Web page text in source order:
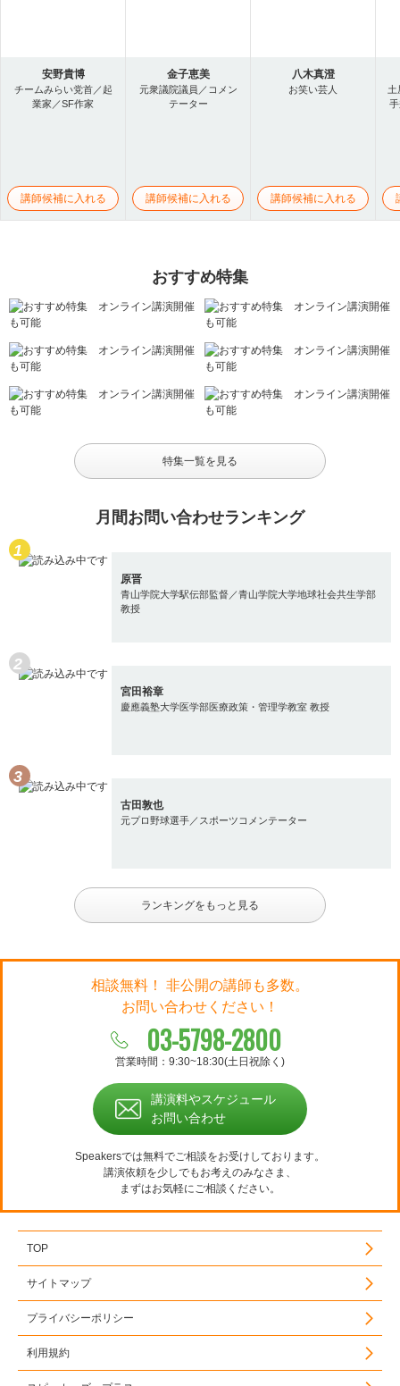
安野貴博
チームみらい党首／起
業家／SF作家
講師候補に入れる
金子恵美
元衆議院議員／コメン
テーター
講師候補に入れる
八木真澄
お笑い芸人
講師候補に入れる
土
おすすめ特集
特集一覧を見る
月間お問い合わせランキング
原晋
青山学院大学駅伝部監督／青山学院大学地球社会共生学部
教授
宮田裕章
慶應義塾大学医学部医療政策・管理学教室 教授
古田敦也
元プロ野球選手／スポーツコメンテーター
ランキングをもっと見る
相談無料！ 非公開の講師も多数。
お問い合わせください！
03-5798-2800
営業時間：9:30~18:30(土日祝除く)
講演料やスケジュール
お問い合わせ
Speakersでは無料でご相談をお受けしております。
講演依頼を少しでもお考えのみなさま、
まずはお気軽にご相談ください。
TOP
サイトマップ
プライバシーポリシー
利用規約